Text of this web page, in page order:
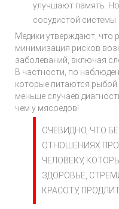
улучшают память.
сосудистой системы.
Медики утверждают, что
минимизация рисков
заболеваний, включая
В частности, по
которые питаются рыбой
меньше случаев
чем у мясоедов!
ОЧЕВИДНО, ЧТО
ОТНОШЕНИЯХ
ЧЕЛОВЕКУ,
ЗДОРОВЬЕ,
КРАСОТУ,